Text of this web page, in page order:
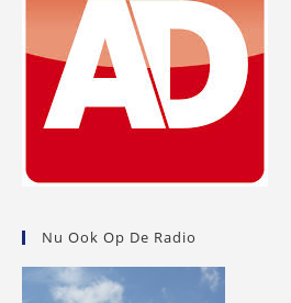
Nu Ook Op De Radio